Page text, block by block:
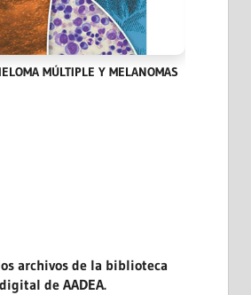
MÚLTIPLE Y MELANOMAS
archivos de la biblioteca
digital de AADEA.